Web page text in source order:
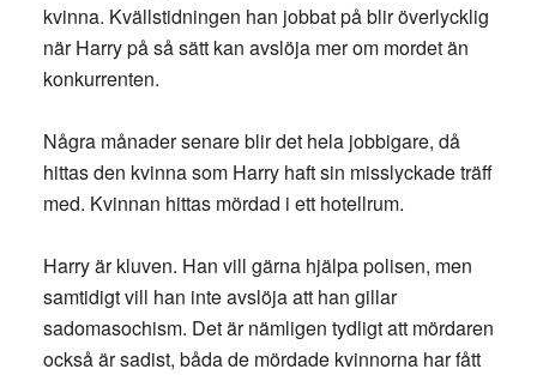
kvinna. Kvällstidningen han jobbat på blir överlycklig
när Harry på så sätt kan avslöja mer om mordet än
konkurrenten.
Några månader senare blir det hela jobbigare, då
hittas den kvinna som Harry haft sin misslyckade träff
med. Kvinnan hittas mördad i ett hotellrum.
Harry är kluven. Han vill gärna hjälpa polisen, men
samtidigt vill han inte avslöja att han gillar
sadomasochism. Det är nämligen tydligt att mördaren
också är sadist, båda de mördade kvinnorna har fått